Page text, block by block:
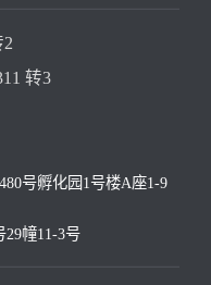
2
转3
号孵化园1号楼A座1-9
幢11-3号